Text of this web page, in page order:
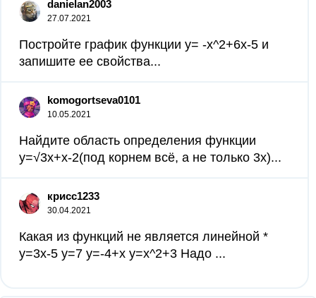
danielan2003
27.07.2021
Постройте график функции у= -х^2+6х-5 и
запишите ее свойства...
komogortseva0101
10.05.2021
Найдите область определения функции
y=√3x+x-2(под корнем всё, а не только 3x)...
крисс1233
30.04.2021
Какая из функций не является линейной *
у=3х-5 у=7 у=-4+х у=х^2+3 Надо ​...